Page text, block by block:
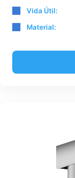
Vida Útil:
Material: